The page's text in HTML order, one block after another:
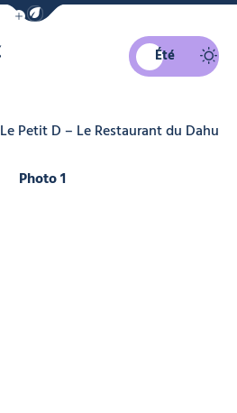
Afficher la barre de navigation du
Été
Le Petit D – Le Restaurant du Dahu
Photo 1